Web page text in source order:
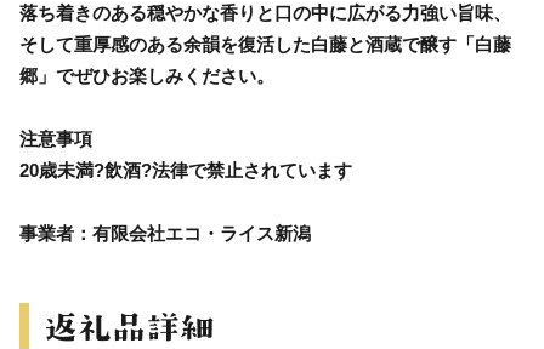
落ち着きのある穏やかな香りと口の中に広がる力強い旨味、
そして重厚感のある余韻を復活した白藤と酒蔵で醸す「白藤
郷」でぜひお楽しみください。
注意事項
20歳未満?飲酒?法律で禁止されています
事業者：有限会社エコ・ライス新潟